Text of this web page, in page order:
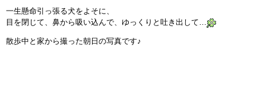
一生懸命引っ張る犬をよそに、
目を閉じて、鼻から吸い込んで、ゆっくりと吐き出して…
散歩中と家から撮った朝日の写真です♪
会社案内